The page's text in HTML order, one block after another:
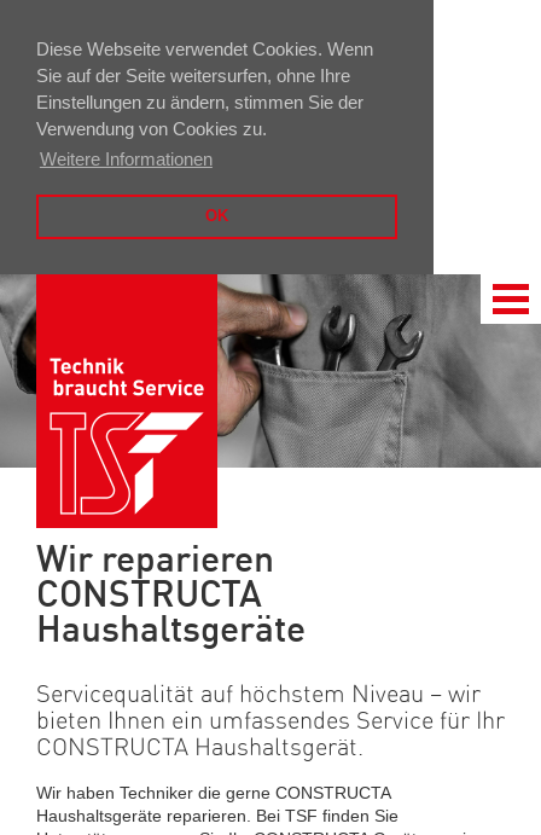
Diese Webseite verwendet Cookies. Wenn
Sie auf der Seite weitersurfen, ohne Ihre
Einstellungen zu ändern, stimmen Sie der
Verwendung von Cookies zu.
Weitere Informationen
OK
Wir reparieren
CONSTRUCTA
Haushaltsgeräte
Servicequalität auf höchstem Niveau – wir
bieten Ihnen ein umfassendes Service für Ihr
CONSTRUCTA Haushaltsgerät.
Wir haben Techniker die gerne CONSTRUCTA
Haushaltsgeräte reparieren. Bei TSF finden Sie